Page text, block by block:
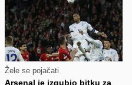
Žele se pojačati
Arsenal je izgubio bitku za